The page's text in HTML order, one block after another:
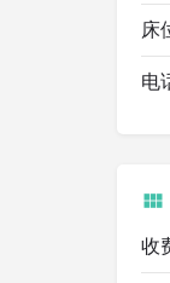
床
电
收